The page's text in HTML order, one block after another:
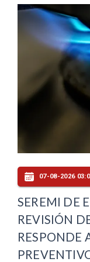
07-08-2026
SEREMI DE
REVISIÓN
RESPONDE